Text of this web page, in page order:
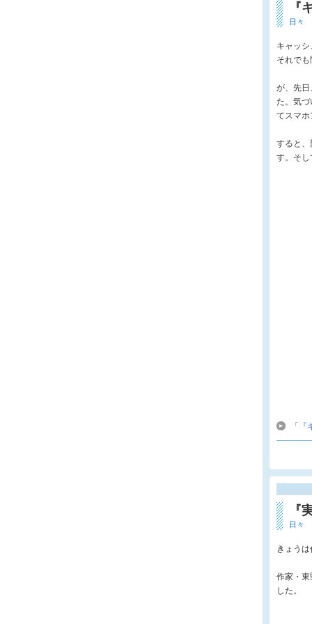
『
日々
キャッ
それで
が、先日
た。気づ
てスマホ
すると、
す。そ
「
『
日々
きょう
作家・東
した。